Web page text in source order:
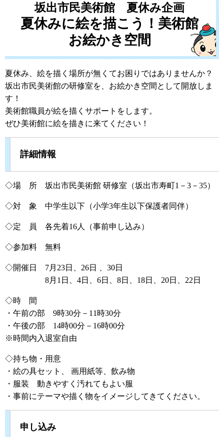
坂出市民美術館 夏休み企画
夏休みに絵を描こう！美術館
お絵かき空間
夏休み、絵を描く場所が無くてお困りではありませんか？
坂出市民美術館の研修室を、お絵かき空間として開放しま
す！
美術館職員が絵を描くサポートをします。
ぜひ美術館に絵を描きに来てください！
詳細情報
◇場 所 坂出市民美術館 研修室（坂出市寿町1－3－35）
◇対 象 中学生以下（小学3年生以下保護者同伴）
◇定 員 各先着16人（事前申し込み）
◇参加料 無料
◇開催日 7月23日、26日 、30日
8月1日、4日、6日、8日、18日、20日、22日
◇時 間
・午前の部 9時30分－11時30分
・午後の部 14時00分－16時00分
※時間内入退室自由
◇持ち物・用意
・絵の具セット、 画用紙等、飲み物
・服装 動きやすく汚れてもよい服
・事前にテーマや描く物をイメージしてきてください。
申し込み